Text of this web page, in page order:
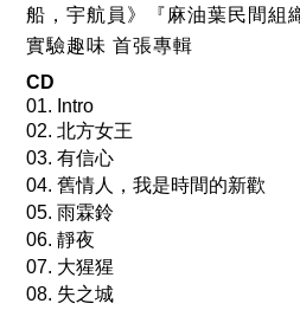
船，宇航員》『麻油葉民間組
實驗趣味 首張專輯
CD
01. Intro
02. 北方女王
03. 有信心
04. 舊情人，我是時間的新歡
05. 雨霖鈴
06. 靜夜
07. 大猩猩
08. 失之城